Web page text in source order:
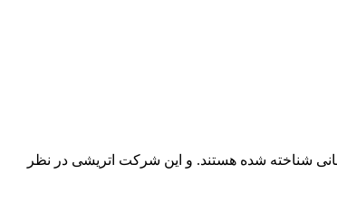
شناخته شده هستند. و این شرکت اتریشی در نظر